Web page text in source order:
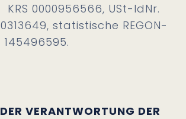
0000956566, USt-IdNr.
statistische REGON-
VERANTWORTUNG DER